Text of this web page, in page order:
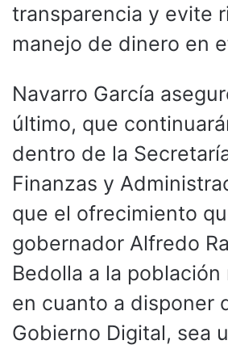
transparencia y evite
manejo de dinero en
Navarro García
último, que
dentro de la
Finanzas y
que el ofrecimiento
gobernador Alfredo
Bedolla a la población
en cuanto a disponer
Gobierno Digital, sea